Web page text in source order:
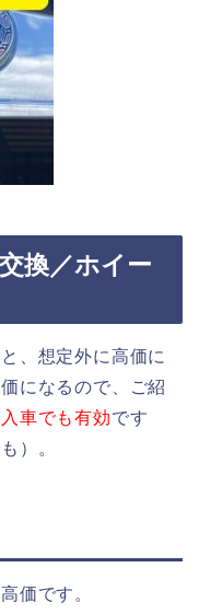
換／ホイー
、想定外に高価に
になるので、ご紹
車でも有効です
）。
価です。